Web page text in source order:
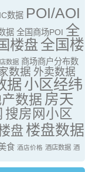
IC数据 POI/AOI
据 全国商场POI 全
楼盘全国楼
数据 商场商户分布数
数据 外卖数据
据小区经纬
数据 房天
搜房网小区
盘 楼盘数据
食 酒店价格 酒店数据 酒